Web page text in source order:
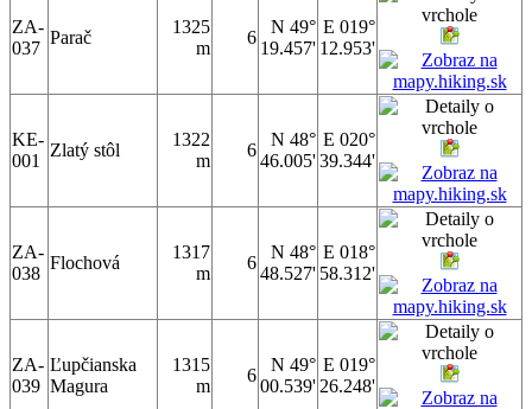
ZA-
037
Parač
1325
m
6
N 49°
19.457'
E 019°
12.953'
KE-
001
Zlatý stôl
1322
m
6
N 48°
46.005'
E 020°
39.344'
ZA-
038
Flochová
1317
m
6
N 48°
48.527'
E 018°
58.312'
ZA-
039
Ľupčianska
Magura
1315
m
6
N 49°
00.539'
E 019°
26.248'